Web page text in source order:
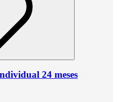
24 meses